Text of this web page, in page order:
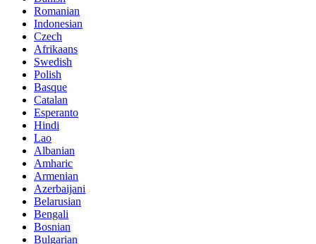
Romanian
Indonesian
Czech
Afrikaans
Swedish
Polish
Basque
Catalan
Esperanto
Hindi
Lao
Albanian
Amharic
Armenian
Azerbaijani
Belarusian
Bengali
Bosnian
Bulgarian